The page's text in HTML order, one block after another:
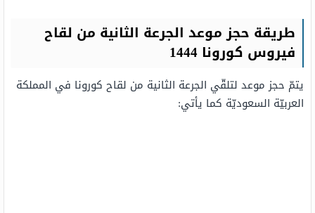
طريقة حجز موعد الجرعة الثانية من لقاح
فيروس كورونا 1444
يتمّ حجز موعد لتلقّي الجرعة الثانية من لقاح كورونا في المملكة
العربيّة السعوديّة كما يأتي: